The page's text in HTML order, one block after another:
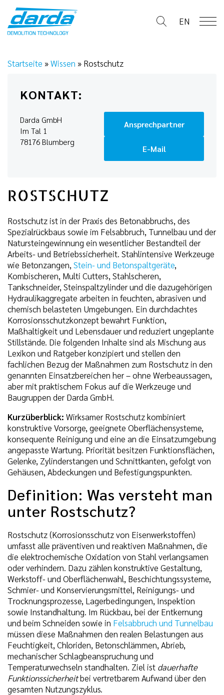
content
EN
Startseite »Wissen » Rostschutz
KONTAKT:
Darda GmbH
Im Tal 1
78176 Blumberg
Ansprechpartner
E-Mail
ROSTSCHUTZ
Rostschutz ist in der Praxis des Betonabbruchs, des
Spezialrückbaus sowie im Felsabbruch, Tunnelbau und der
Natursteingewinnung ein wesentlicher Bestandteil der
Arbeits- und Betriebssicherheit. Stahlintensive Werkzeuge
wie Betonzangen, Stein- und Betonspaltgeräte,
Kombischeren, Multi Cutters, Stahlscheren,
Tankschneider, Steinspaltzylinder und die dazugehörigen
Hydraulikaggregate arbeiten in feuchten, abrasiven und
chemisch belasteten Umgebungen. Ein durchdachtes
Korrosionsschutzkonzept bewahrt Funktion,
Maßhaltigkeit und Lebensdauer und reduziert ungeplante
Stillstände. Die folgenden Inhalte sind als Mischung aus
Lexikon und Ratgeber konzipiert und stellen den
fachlichen Bezug der Maßnahmen zum Rostschutz in den
genannten Einsatzbereichen her – ohne Werbeaussagen,
aber mit praktischem Fokus auf die Werkzeuge und
Baugruppen der Darda GmbH.
Kurzüberblick: Wirksamer Rostschutz kombiniert
konstruktive Vorsorge, geeignete Oberflächensysteme,
konsequente Reinigung und eine an die Einsatzumgebung
angepasste Wartung. Priorität besitzen Funktionsflächen,
Gelenke, Zylinderstangen und Schnittkanten, gefolgt von
Gehäusen, Abdeckungen und Befestigungspunkten.
Definition: Was versteht man
unter Rostschutz?
Rostschutz (Korrosionsschutz von Eisenwerkstoffen)
umfasst alle präventiven und reaktiven Maßnahmen, die
die elektrochemische Oxidation von Stahl verlangsamen
oder verhindern. Dazu zählen konstruktive Gestaltung,
Werkstoff- und Oberflächenwahl, Beschichtungssysteme,
Schmier- und Konservierungsmittel, Reinigungs- und
Trocknungsprozesse, Lagerbedingungen, Inspektion
sowie Instandhaltung. Im Rückbau, bei der Entkernung
und beim Schneiden sowie in Felsabbruch und Tunnelbau
müssen diese Maßnahmen den realen Belastungen aus
Feuchtigkeit, Chloriden, Betonschlämmen, Abrieb,
mechanischer Schlagbeanspruchung und
Temperaturwechseln standhalten. Ziel ist dauerhafte
Funktionssicherheitbei vertretbarem Aufwand über den
gesamten Nutzungszyklus.